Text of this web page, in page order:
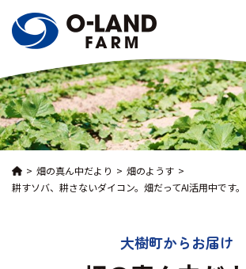
畑の真ん中だより
畑のようす
耕すソバ、耕さないダイコン。畑だってAI活用中です。
大樹町からお届け